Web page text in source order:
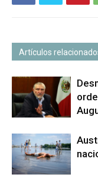
Artículos